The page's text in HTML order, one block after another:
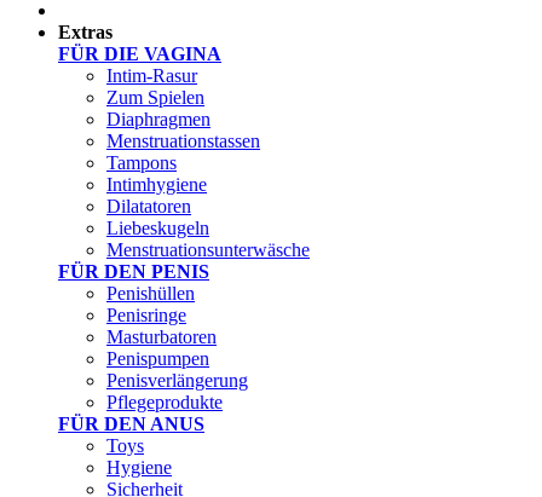
Extras
FÜR DIE VAGINA
Intim-Rasur
Zum Spielen
Diaphragmen
Menstruationstassen
Tampons
Intimhygiene
Dilatatoren
Liebeskugeln
Menstruationsunterwäsche
FÜR DEN PENIS
Penishüllen
Penisringe
Masturbatoren
Penispumpen
Penisverlängerung
Pflegeprodukte
FÜR DEN ANUS
Toys
Hygiene
Sicherheit